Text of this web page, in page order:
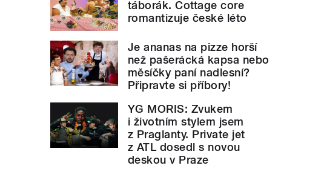
táborák. Cottage core
romantizuje české léto
Je ananas na pizze horší
než pašerácká kapsa nebo
měsíčky paní nadlesní?
Připravte si příbory!
YG MORIS: Zvukem
i životním stylem jsem
z Praglanty. Private jet
z ATL dosedl s novou
deskou v Praze